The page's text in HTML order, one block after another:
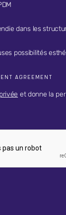
dans les
possibilités
AGREEMENT
et donne la